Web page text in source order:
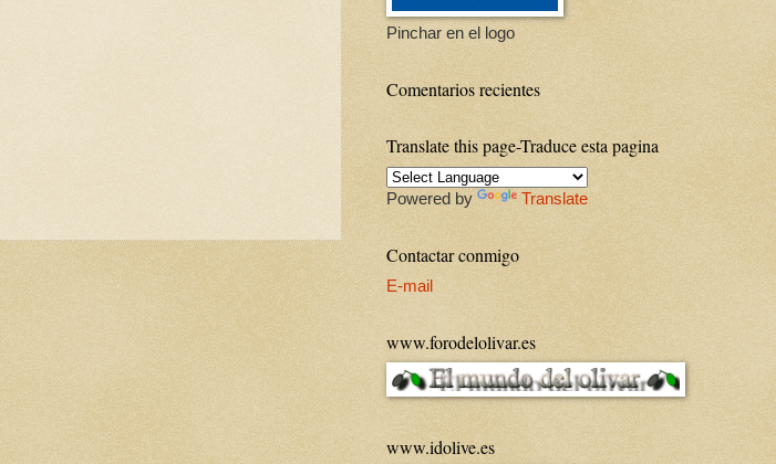
Pinchar en el logo
Comentarios recientes
Translate this page-Traduce esta pagina
Powered by Translate
Contactar conmigo
E-mail
www.forodelolivar.es
www.idolive.es